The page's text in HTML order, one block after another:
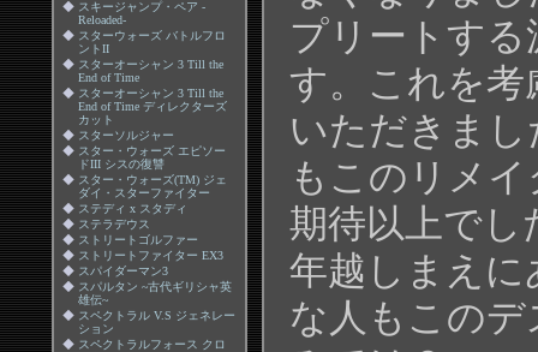
◆ スキージャンプ・ペア -
Reloaded-
◆ スターウォーズ バトルフロ
ントII
◆ スターオーシャン 3 Till the
End of Time
◆ スターオーシャン 3 Till the
End of Time ディレクターズ
カット
◆ スターソルジャー
◆ スター・ウォーズ エピソー
ドIII シスの復讐
◆ スター・ウォーズ(TM) ジェ
ダイ・スターファイター
◆ ステディ x スタディ
◆ ステラデウス
◆ ストリートゴルファー
◆ ストリートファイター EX3
◆ スパイダーマン3
◆ スパルタン ~古代ギリシャ英
雄伝~
◆ スペクトラル V.S ジェネレー
ション
◆ スペクトラルフォース クロ
プリートす
す。これを
いただきま
もこのリメ
期待以上でし
年越しまえ
な人もこの